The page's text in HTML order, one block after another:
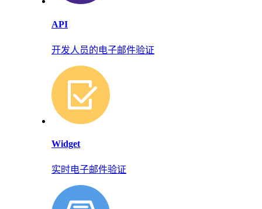
API
开发人员的电子邮件验证
Widget
实时电子邮件验证